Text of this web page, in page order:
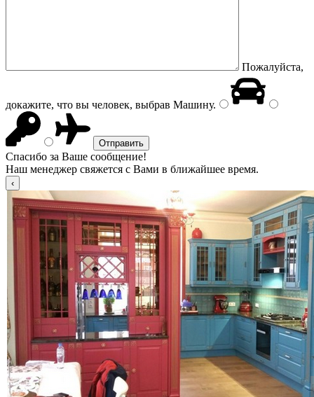
Пожалуйста,
докажите, что вы человек, выбрав Машину.
Спасибо за Ваше сообщение!
Наш менеджер свяжется с Вами в ближайшее время.